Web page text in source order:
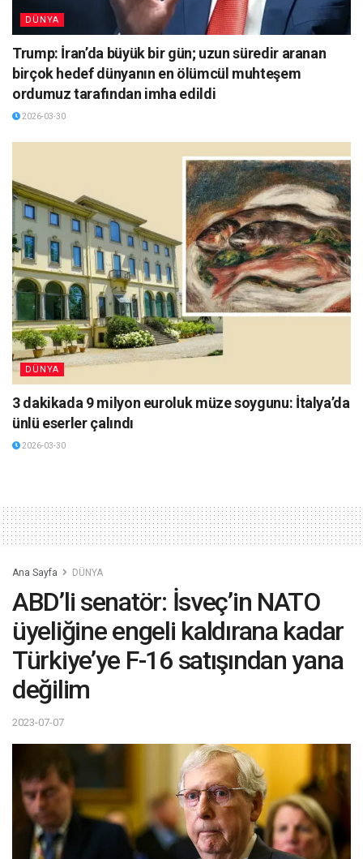
DÜNYA
Trump: İran’da büyük bir gün; uzun süredir aranan
birçok hedef dünyanın en ölümcül muhteşem
ordumuz tarafından imha edildi
2026-03-30
DÜNYA
3 dakikada 9 milyon euroluk müze soygunu: İtalya’da
ünlü eserler çalındı
2026-03-30
Ana Sayfa DÜNYA
ABD’li senatör: İsveç’in NATO
üyeliğine engeli kaldırana kadar
Türkiye’ye F-16 satışından yana
değilim
2023-07-07